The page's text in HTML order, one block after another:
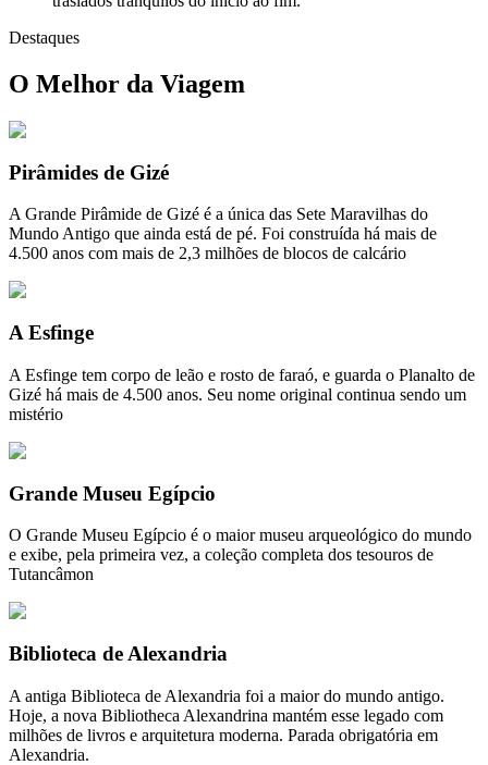
Destaques
O Melhor da Viagem
Pirâmides de Gizé
A Grande Pirâmide de Gizé é a única das Sete Maravilhas do
Mundo Antigo que ainda está de pé. Foi construída há mais de
4.500 anos com mais de 2,3 milhões de blocos de calcário
A Esfinge
A Esfinge tem corpo de leão e rosto de faraó, e guarda o Planalto de
Gizé há mais de 4.500 anos. Seu nome original continua sendo um
mistério
Grande Museu Egípcio
O Grande Museu Egípcio é o maior museu arqueológico do mundo
e exibe, pela primeira vez, a coleção completa dos tesouros de
Tutancâmon
Biblioteca de Alexandria
A antiga Biblioteca de Alexandria foi a maior do mundo antigo.
Hoje, a nova Bibliotheca Alexandrina mantém esse legado com
milhões de livros e arquitetura moderna. Parada obrigatória em
Alexandria.